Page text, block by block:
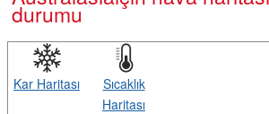
durumu
Kar Haritası
Sıcaklık
Haritası